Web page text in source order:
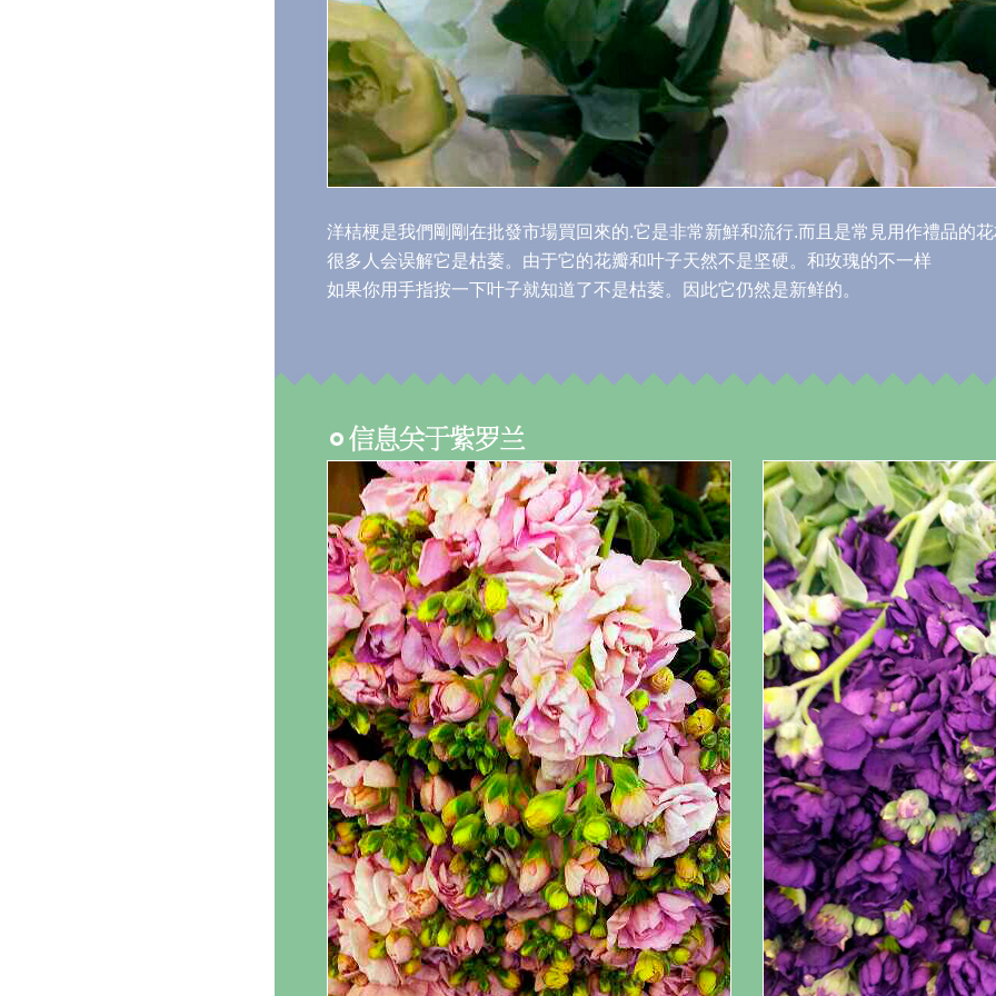
洋桔梗是我們剛剛在批發市場買回來的.它是非常新鮮和流行.而且是常見用作禮品的
很多人会误解它是枯萎。由于它的花瓣和叶子天然不是坚硬。和玫瑰的不一样
如果你用手指按一下叶子就知道了不是枯萎。因此它仍然是新鲜的。